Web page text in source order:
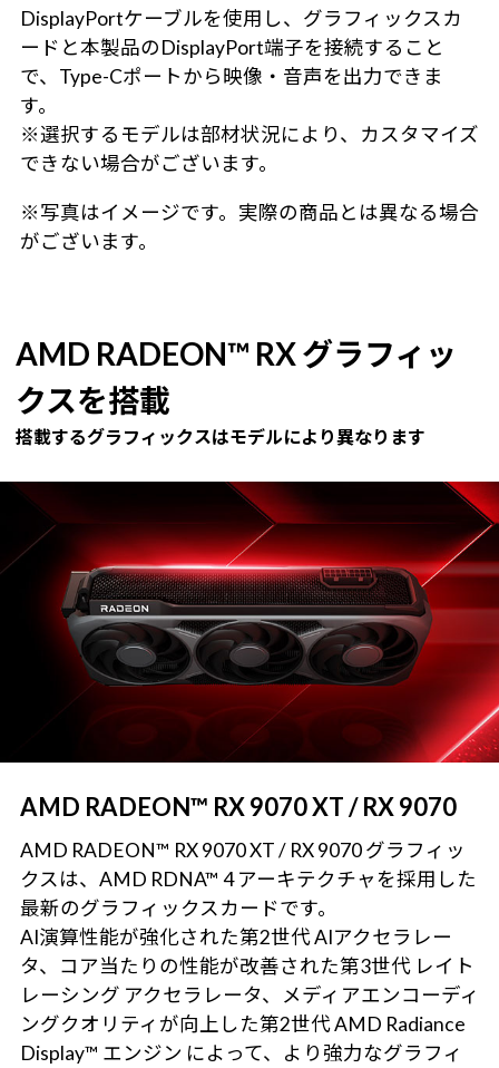
DisplayPortケーブルを使用し、グラフィックスカ
ードと本製品のDisplayPort端子を接続すること
で、Type-Cポートから映像・音声を出力できま
す。
※選択するモデルは部材状況により、カスタマイズ
できない場合がございます。
※写真はイメージです。実際の商品とは異なる場合
がございます。
AMD RADEON™ RX グラフィッ
クスを搭載
搭載するグラフィックスはモデルにより異なります
AMD RADEON™ RX 9070 XT / RX 9070
AMD RADEON™ RX 9070 XT / RX 9070 グラフィッ
クスは、AMD RDNA™ 4 アーキテクチャを採用した
最新のグラフィックスカードです。
AI演算性能が強化された第2世代 AIアクセラレー
タ、コア当たりの性能が改善された第3世代 レイト
レーシング アクセラレータ、メディアエンコーディ
ングクオリティが向上した第2世代 AMD Radiance
Display™ エンジン によって、より強力なグラフィ